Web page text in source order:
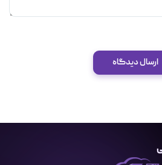
ارسال دیدگاه